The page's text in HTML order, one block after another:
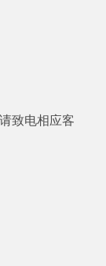
致电相应客